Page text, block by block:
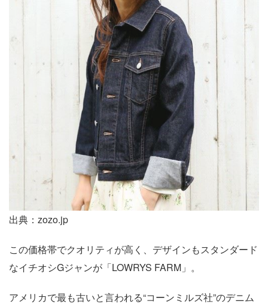
出典：zozo.jp
この価格帯でクオリティが高く、デザインもスタンダード
なイチオシGジャンが「LOWRYS FARM」。
アメリカで最も古いと言われる“コーンミルズ社”のデニム